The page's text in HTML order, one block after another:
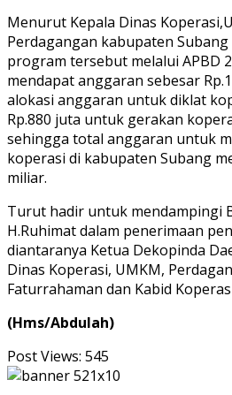
Menurut Kepala Dinas
Perdagangan kabupaten
program tersebut melalui APBD
mendapat anggaran sebesar
alokasi anggaran untuk diklat
Rp.880 juta untuk gerakan
sehingga total anggaran untuk
koperasi di kabupaten Subang
miliar.
Turut hadir untuk mendampingi
H.Ruhimat dalam penerimaan
diantaranya Ketua Dekopinda
Dinas Koperasi, UMKM,
Faturrahaman dan Kabid
(Hms/Abdulah)
Post Views: 545